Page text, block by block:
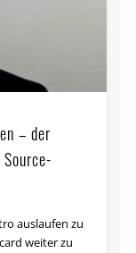
– der
auslaufen zu